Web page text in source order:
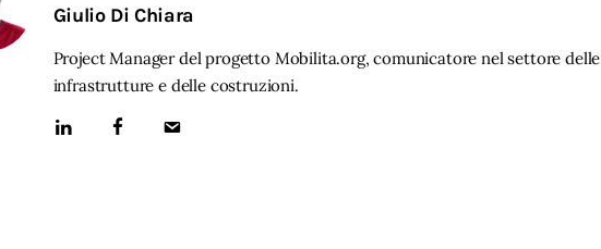
Giulio Di Chiara
Project Manager del progetto Mobilita.org, comunicatore nel settore delle
infrastrutture e delle costruzioni.